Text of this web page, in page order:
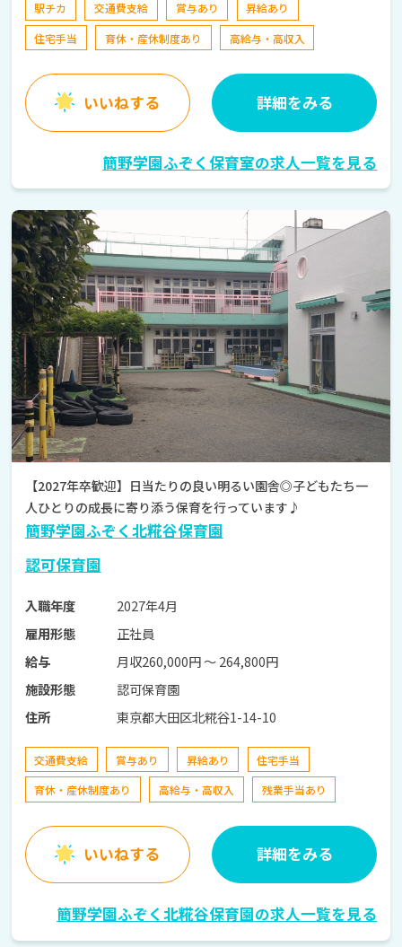
駅チカ 交通費支給 賞与あり
昇給あり
住宅手当
育休・産休制度あり 高給与・高収入
いいねする 詳細をみる
簡野学園ふぞく保育室の求人一覧を見る
【2027年卒歓迎】日当たりの良い明るい園舎◎子どもたち一
人ひとりの成長に寄り添う保育を行っています♪
簡野学園ふぞく北糀谷保育園
認可保育園
入職年度
2027年4月
雇用形態
正社員
給与
月収260,000円 〜 264,800円
施設形態
認可保育園
住所
東京都大田区北糀谷1-14-10
交通費支給 賞与あり 昇給あり
住宅手当
育休・産休制度あり
高給与・高収入 残業手当あり
いいねする 詳細をみる
簡野学園ふぞく北糀谷保育園の求人一覧を見る